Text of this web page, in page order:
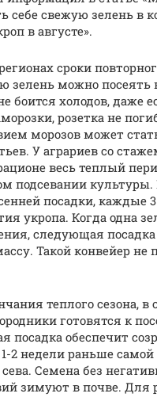
себе свежую зелень в
в августе».
сроки
зелень можно посеять
боится холодов, даже
розетка не
морозов может
У аграриев со
весь теплый
подсевании
посадки, каждые
укропа. Когда одна
следующая посадка
Такой конвейер не
теплого сезона, в
готовятся к
посадка обеспечит
2 недели раньше самой
сева. Семена без
зимуют в почве. Для